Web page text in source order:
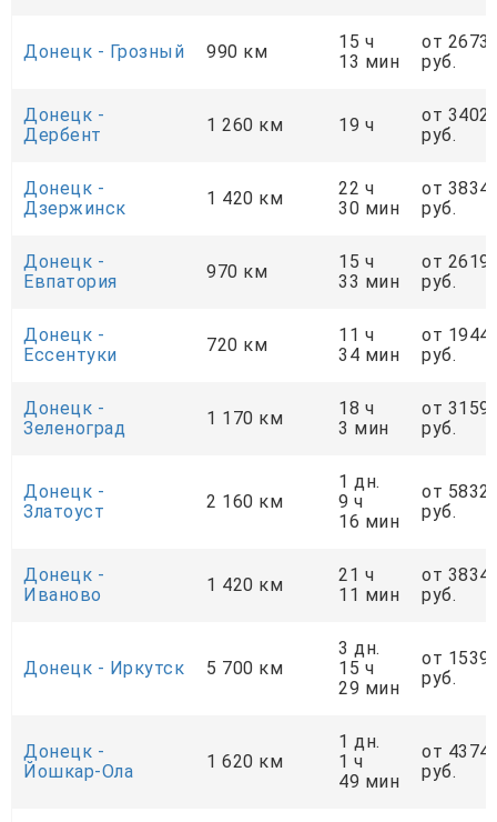
Донецк - Грозный 990 км
15 ч
13 мин
от
руб.
Донецк -
Дербент
1 260 км 19 ч
от
руб.
Донецк -
Дзержинск
1 420 км
22 ч
30 мин
от
руб.
Донецк -
Евпатория
970 км
15 ч
33 мин
от
руб.
Донецк -
Ессентуки
720 км
11 ч
34 мин
от
руб.
Донецк -
Зеленоград
1 170 км
18 ч
3 мин
от
руб.
Донецк -
Златоуст
2 160 км
1 дн.
9 ч
16 мин
от
руб.
Донецк -
Иваново
1 420 км
21 ч
11 мин
от
руб.
Донецк - Иркутск 5 700 км
3 дн.
15 ч
29 мин
от
руб.
Донецк -
Йошкар-Ола
1 620 км
1 дн.
1 ч
49 мин
от
руб.